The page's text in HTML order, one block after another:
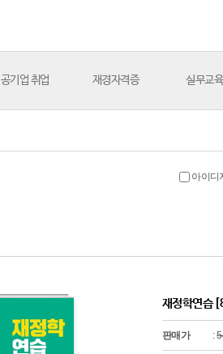
공기업 취업 재경자격증 실무교육
아이디
재정학연습
판매가 :